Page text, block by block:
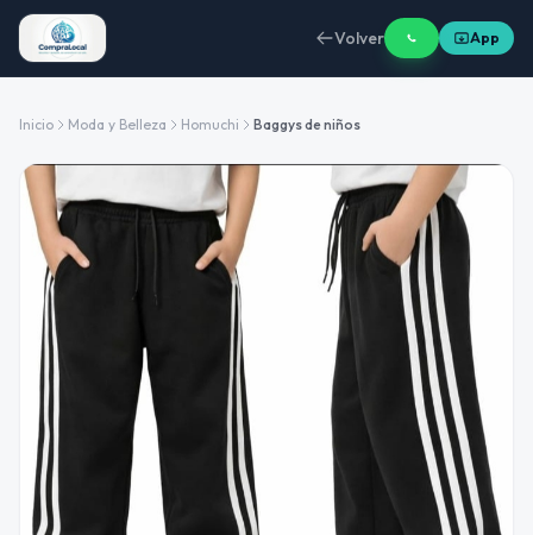
Volver App
Inicio Moda y Belleza Homuchi Baggys de niños